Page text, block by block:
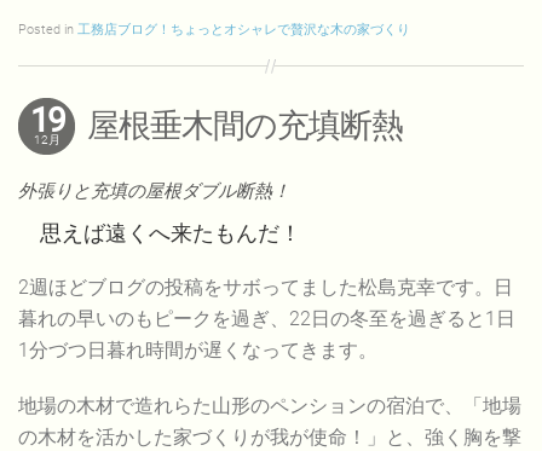
Posted in 工務店ブログ！ちょっとオシャレで贅沢な木の家づくり
19
12月 屋根垂木間の充填断熱
外張りと充填の屋根ダブル断熱！
思えば遠くへ来たもんだ！
2週ほどブログの投稿をサボってました松島克幸です。日
暮れの早いのもピークを過ぎ、22日の冬至を過ぎると1日
1分づつ日暮れ時間が遅くなってきます。
地場の木材で造れらた山形のペンションの宿泊で、「地場
の木材を活かした家づくりが我が使命！」と、強く胸を撃